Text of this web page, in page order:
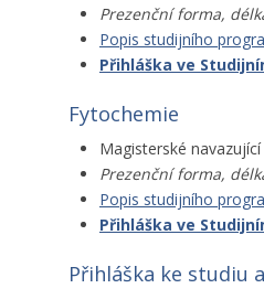
Prezenční forma,
Popis studijního
Přihláška ve
Fytochemie
Magisterské
Prezenční forma,
Popis studijního
Přihláška ve
Přihláška ke studiu